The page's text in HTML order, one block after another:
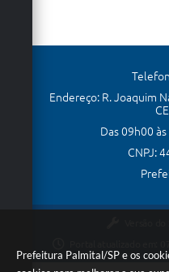
Prefeitura Palmital/SP e os
Endereço: R. Joaquim
Das 09h00
CNPJ: